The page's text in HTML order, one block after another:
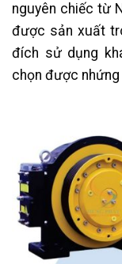
nguyên chiếc từ
được sản xuất
đích sử dụng
chọn được